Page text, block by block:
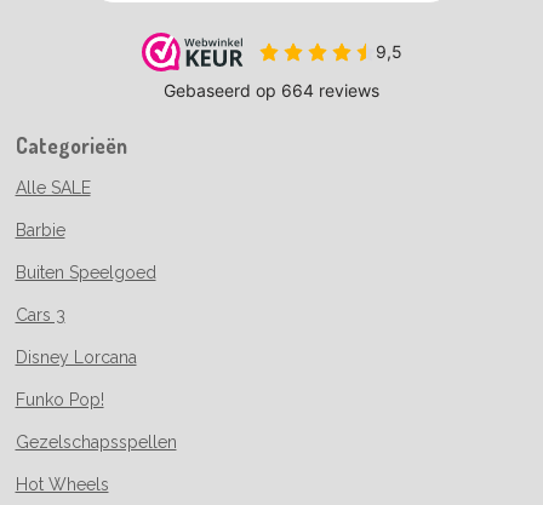
Categorieën
Alle SALE
Barbie
Buiten Speelgoed
Cars 3
Disney Lorcana
Funko Pop!
Gezelschapsspellen
Hot Wheels